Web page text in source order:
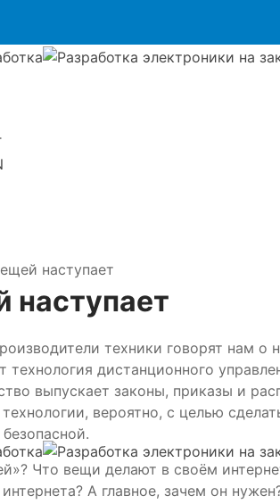
наступает
наступает
техники говорят нам о
дистанционного
выпускает законы, приказы и
вероятно, с целью
Что вещи делают в своём
А главное, зачем он